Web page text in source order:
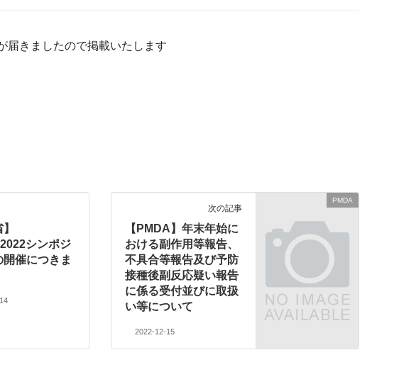
届きましたので掲載いたします
シンポジ
開催につきま
PMDA
次の記事
【PMDA】年末年始に
おける副作用等報告、
不具合等報告及び予防
接種後副反応疑い報告
に係る受付並びに取扱
い等について
2022-12-15